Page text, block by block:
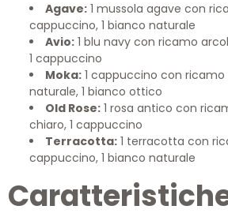
Agave: 1 mussola agave con
cappuccino, 1 bianco naturale
Avio: 1 blu navy con ricamo
1 cappuccino
Moka: 1 cappuccino con ricamo
naturale, 1 bianco ottico
Old Rose: 1 rosa antico con
chiaro, 1 cappuccino
Terracotta: 1 terracotta con
cappuccino, 1 bianco naturale